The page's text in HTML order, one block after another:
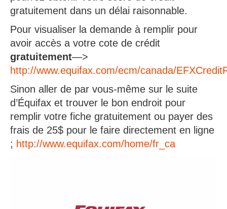
gratuitement dans un délai raisonnable.
Pour visualiser la demande à remplir pour
avoir accès a votre cote de crédit
gratuitement—>
http://www.equifax.com/ecm/canada/
Sinon aller de par vous-même sur le suite
d’Équifax et trouver le bon endroit pour
remplir votre fiche gratuitement ou payer des
frais de 25$ pour le faire directement en ligne
; http://www.equifax.com/home/fr_ca